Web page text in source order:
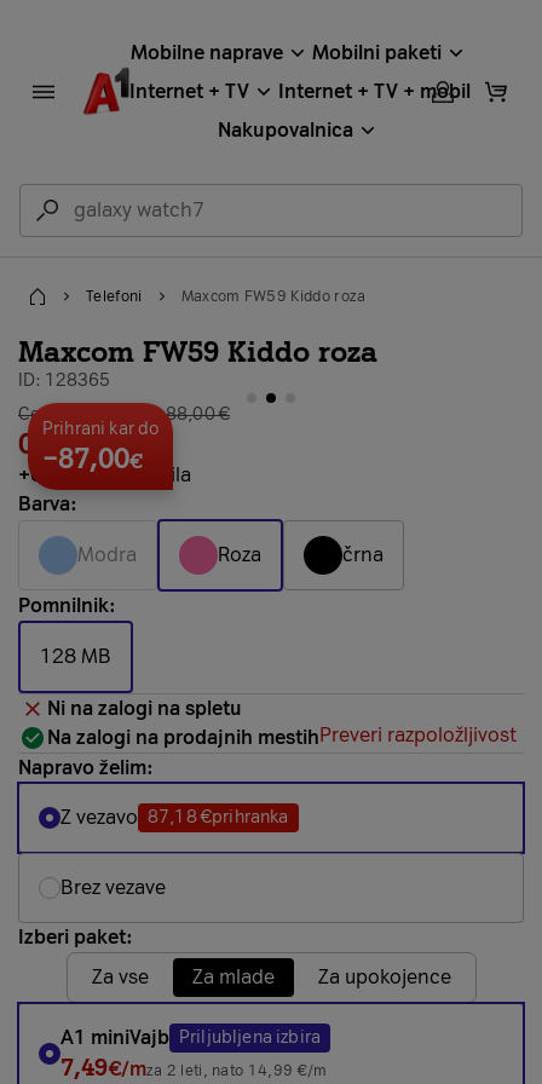
Mobilne naprave
Mobilni paketi
Internet + TV
Internet + TV + mobil
Nakupovalnica
Home
Telefoni Maxcom FW59 Kiddo roza
Maxcom FW59 Kiddo roza
ID: 128365
Prihrani kar do
−87,00€
galerija stran 2
Cena brez vezave: 88,00 €
0,03€ ×24
+0,10 € predplačila
Barva:
Modra Roza črna
Pomnilnik:
128 MB
Ni na zalogi na spletu
Na zalogi na prodajnih mestihPreveri razpoložljivost
Napravo želim:
Z vezavo 87,18 €prihranka
Brez vezave
Izberi paket:
Za vse
Za mlade Za upokojence
A1 miniVajb Priljubljena izbira
7,49€/mza 2 leti, nato 14,99 €/m